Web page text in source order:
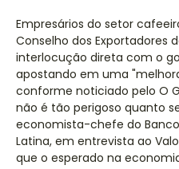
Empresários do setor
Conselho dos Exportadores
interlocução direta com o
apostando em uma
conforme noticiado pelo O
não é tão perigoso quanto
economista-chefe do
Latina, em entrevista ao
que o esperado na